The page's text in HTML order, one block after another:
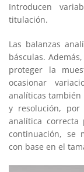
Introducen
titulación.
Las balanzas
básculas.
proteger la
ocasionar
analíticas
y resolución,
analítica
continuación, se
con base en el